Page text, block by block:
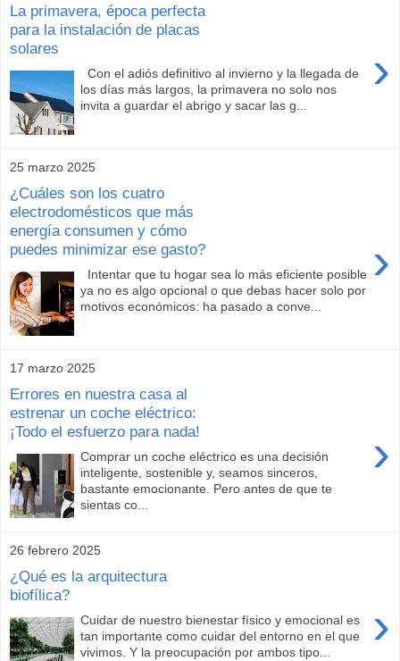
La primavera, época perfecta
para la instalación de placas
solares
›
Con el adiós definitivo al invierno y la llegada de
los días más largos, la primavera no solo nos
invita a guardar el abrigo y sacar las g...
25 marzo 2025
¿Cuáles son los cuatro
electrodomésticos que más
energía consumen y cómo
puedes minimizar ese gasto?
›
Intentar que tu hogar sea lo más eficiente posible
ya no es algo opcional o que debas hacer solo por
motivos económicos: ha pasado a conve...
17 marzo 2025
Errores en nuestra casa al
estrenar un coche eléctrico:
¡Todo el esfuerzo para nada!
›
Comprar un coche eléctrico es una decisión
inteligente, sostenible y, seamos sinceros,
bastante emocionante. Pero antes de que te
sientas co...
26 febrero 2025
¿Qué es la arquitectura
biofílica?
›
Cuidar de nuestro bienestar físico y emocional es
tan importante como cuidar del entorno en el que
vivimos. Y la preocupación por ambos tipo...